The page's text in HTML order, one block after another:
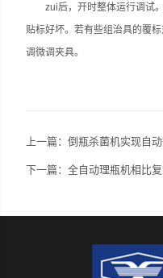
zui后，开时整体运行调试。
贴标好坏。若有些组治具的覆
调微调夹具。
上一篇：倒瓶杀菌机实现自
下一篇：全自动理瓶机相比